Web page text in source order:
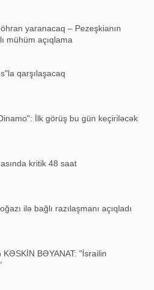
yaranacaq – Pezeşkianın
mühüm açıqlama
qarşılaşacaq
İlk görüş bu gün keçiriləcək
kritik 48 saat
ilə bağlı razılaşmanı açıqladı
KƏSKİN BƏYANAT: "İsrailin